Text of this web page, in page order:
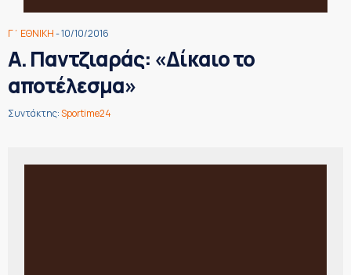
Γ΄ ΕΘΝΙΚΗ- 10/10/2016
Α. Παντζιαράς: «Δίκαιο το
αποτέλεσμα»
Συντάκτης:Sportime24